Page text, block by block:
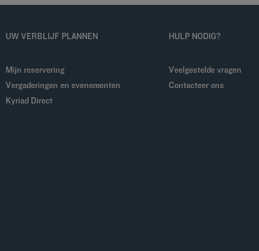
UW VERBLIJF PLANNEN
Mijn reservering
Vergaderingen en evenementen
Kyriad Direct
HULP NODIG?
Veelgestelde vragen
Contacteer ons